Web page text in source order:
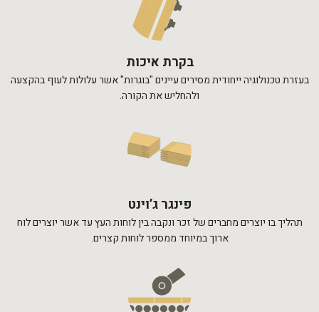
בקרת איכות
בעזרת טכנולוגיה ייחודית מסירים עיינים "בוגרות" אשר עלולות לעוף בהקצעה
ולהחליש את הקורה.
פינגר ג’וינט
תהליך בו יוצרים מחברים של זכר ונקבה בין לוחות העץ עד אשר יוצרים לוח
ארוך במיוחד ממספר לוחות קצרים.